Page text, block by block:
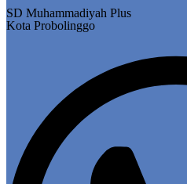
SD Muhammadiyah Plus
Kota Probolinggo